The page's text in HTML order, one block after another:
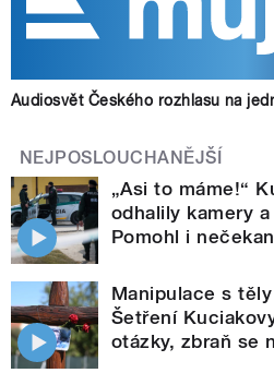
Audiosvět Českého rozhlasu na
NEJPOSLOUCHANĚJŠÍ
„Asi to máme!“
odhalily kamery
Pomohl i
Manipulace s
Šetření
otázky, zbraň se